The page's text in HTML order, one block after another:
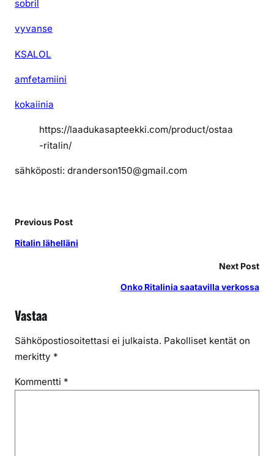
sobril
vyvanse
KSALOL
amfetamiini
kokaiinia
https://laadukasapteekki.com/product/ostaa
-ritalin/
sähköposti: dranderson150@gmail.com
Previous Post
Ritalin lähelläni
Next Post
Onko Ritalinia saatavilla verkossa
Vastaa
Sähköpostiosoitettasi ei julkaista. Pakolliset kentät on
merkitty *
Kommentti *